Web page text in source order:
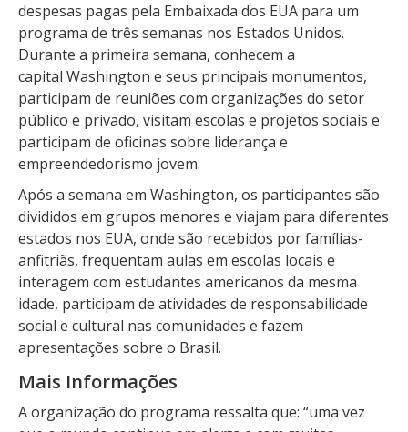
despesas pagas pela Embaixada dos EUA para um
programa de três semanas nos Estados Unidos.
Durante a primeira semana, conhecem a
capital Washington e seus principais monumentos,
participam de reuniões com organizações do setor
público e privado, visitam escolas e projetos sociais e
participam de oficinas sobre liderança e
empreendedorismo jovem.
Após a semana em Washington, os participantes são
divididos em grupos menores e viajam para diferentes
estados nos EUA, onde são recebidos por famílias-
anfitriãs, frequentam aulas em escolas locais e
interagem com estudantes americanos da mesma
idade, participam de atividades de responsabilidade
social e cultural nas comunidades e fazem
apresentações sobre o Brasil.
Mais Informações
A organização do programa ressalta que: “uma vez